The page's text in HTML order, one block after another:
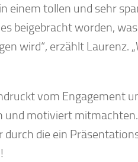
einem tollen und sehr
beigebracht worden,
wird“, erzählt Laurenz.
vom Engagement
und motiviert
die ein